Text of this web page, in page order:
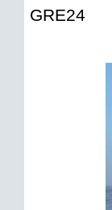
GRE24